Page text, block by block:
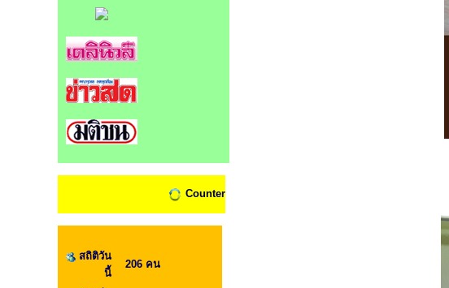
Counter
สถิติวัน
นี้
206 คน